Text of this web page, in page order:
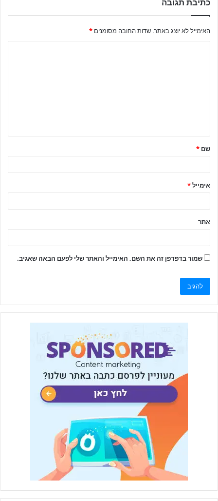
כתיבת תגובה
האימייל לא יוצג באתר. שדות החובה מסומנים *
שם *
אימייל*
אתר
שמור בדפדפן זה את השם, האימייל והאתר שלי לפעם הבאה שאגיב.